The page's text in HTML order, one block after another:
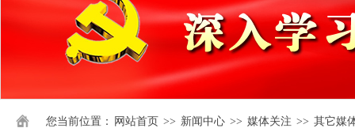
您当前位置： 网站首页 >> 新闻中心 >> 媒体关注 >> 其它媒